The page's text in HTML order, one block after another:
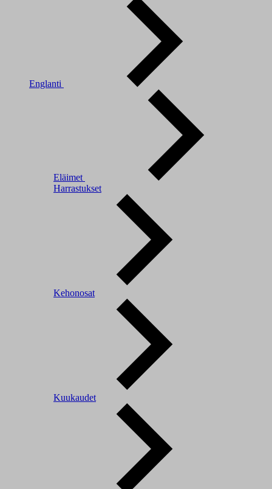
Englanti
Eläimet
Harrastukset
Kehonosat
Kuukaudet